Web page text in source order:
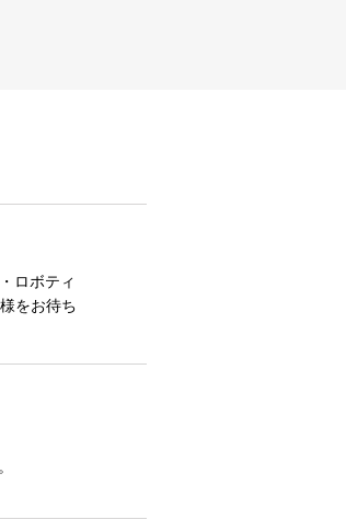
ロボティ
をお待ち